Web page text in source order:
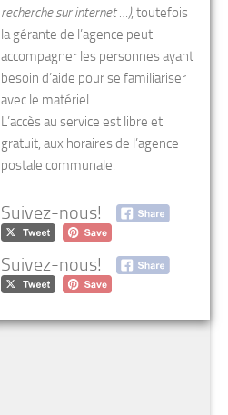
recherche sur internet …), toutefois
la gérante de l’agence peut
accompagner les personnes ayant
besoin d’aide pour se familiariser
avec le matériel.
L’accès au service est libre et
gratuit, aux horaires de l’agence
postale communale.
Suivez-nous!
Suivez-nous!